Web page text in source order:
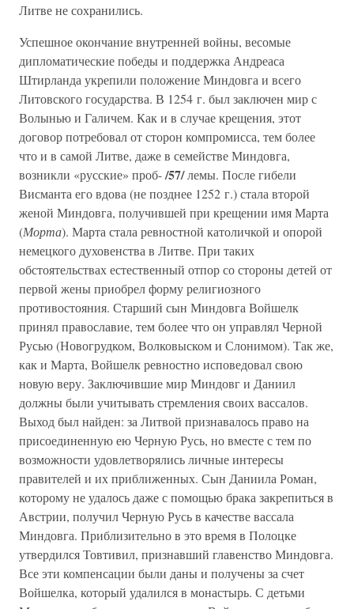
Литве не сохранились.
Успешное окончание внутренней войны, весомые
дипломатические победы и поддержка Андреаса
Штирланда укрепили положение Миндовга и всего
Литовского государства. В 1254 г. был заключен мир с
Волынью и Галичем. Как и в случае крещения, этот
договор потребовал от сторон компромисса, тем более
что и в самой Литве, даже в семействе Миндовга,
возникли «русские» проб-/57/лемы. После гибели
Висманта его вдова (не позднее 1252 г.) стала второй
женой Миндовга, получившей при крещении имя Марта
(Морта). Марта стала ревностной католичкой и опорой
немецкого духовенства в Литве. При таких
обстоятельствах естественный отпор со стороны детей от
первой жены приобрел форму религиозного
противостояния. Старший сын Миндовга Войшелк
принял православие, тем более что он управлял Черной
Русью (Новогрудком, Волковыском и Слонимом). Так же,
как и Марта, Войшелк ревностно исповедовал свою
новую веру. Заключившие мир Миндовг и Даниил
должны были учитывать стремления своих вассалов.
Выход был найден: за Литвой признавалось право на
присоединенную ею Черную Русь, но вместе с тем по
возможности удовлетворялись личные интересы
правителей и их приближенных. Сын Даниила Роман,
которому не удалось даже с помощью брака закрепиться в
Австрии, получил Черную Русь в качестве вассала
Миндовга. Приблизительно в это время в Полоцке
утвердился Товтивил, признавший главенство Миндовга.
Все эти компенсации были даны и получены за счет
Войшелка, который удалился в монастырь. С детьми